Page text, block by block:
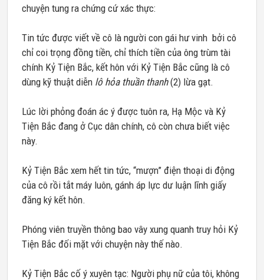
chuyện tung ra chứng cứ xác thực:
Tin tức được viết về cô là người con gái hư vinh bởi cô
chỉ coi trọng đồng tiền, chỉ thích tiền của ông trùm tài
chính Kỷ Tiện Bắc, kết hôn với Kỷ Tiện Bắc cũng là cô
dùng kỹ thuật diễn lô hỏa thuần thanh(2) lừa gạt.
Lúc lời phỏng đoán ác ý được tuôn ra, Hạ Mộc và Kỷ
Tiện Bắc đang ở Cục dân chính, cô còn chưa biết việc
này.
Kỷ Tiện Bắc xem hết tin tức, “mượn” điện thoại di động
của cô rồi tắt máy luôn, gánh áp lực dư luận lĩnh giấy
đăng ký kết hôn.
Phóng viên truyền thông bao vây xung quanh truy hỏi Kỷ
Tiện Bắc đối mặt với chuyện này thế nào.
Kỷ Tiện Bắc cố ý xuyên tạc: Người phụ nữ của tôi, không